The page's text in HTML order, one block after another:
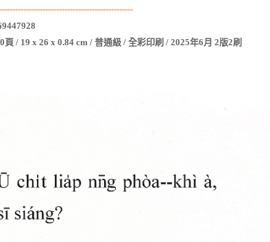
頁 / 19 x 26 x 0.84 cm / 普通級 / 全彩印刷 / 2025年6月 2版2刷